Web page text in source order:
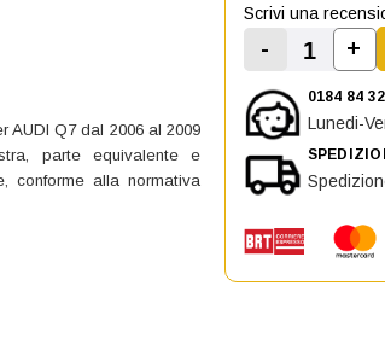
AUDI Q7 dal 2006 al 2009
parte equivalente e
conforme alla normativa
Scrivi una
Diminuisci la
- +
0184 84
Lunedi-